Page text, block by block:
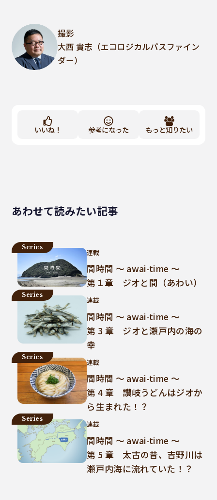
撮影
大西 貴志（エコロジカルパスファイン
ダー）
いいね！ 参考になった もっと知りたい
あわせて読みたい記事
Series
連載
間時間 ～ awai-time ～
第１章 ジオと間（あわい）
Series
連載
間時間 ～ awai-time ～
第 3 章 ジオと瀬戸内の海の
幸
Series
連載
間時間 ～ awai-time ～
第 4 章 讃岐うどんはジオか
ら生まれた！？
Series
連載
間時間 ～ awai-time ～
第 5 章 太古の昔、吉野川は
瀬戸内海に流れていた！？